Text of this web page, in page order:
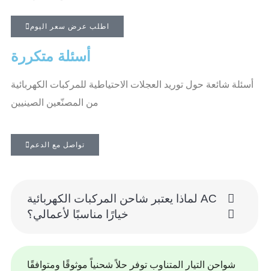
اطلب عرض سعر اليوم
أسئلة متكررة
أسئلة شائعة حول توريد العجلات الاحتياطية للمركبات الكهربائية
من المصنّعين الصينيين
تواصل مع الدعم
لماذا يعتبر شاحن المركبات الكهربائية AC
خيارًا مناسبًا لأعمالي؟
شواحن التيار المتناوب توفر حلاً شحنياً موثوقًا ومتوافقًا